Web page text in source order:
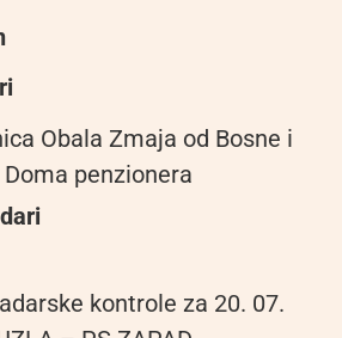
Obala Zmaja od Bosne i
penzionera
kontrole za 20. 07.